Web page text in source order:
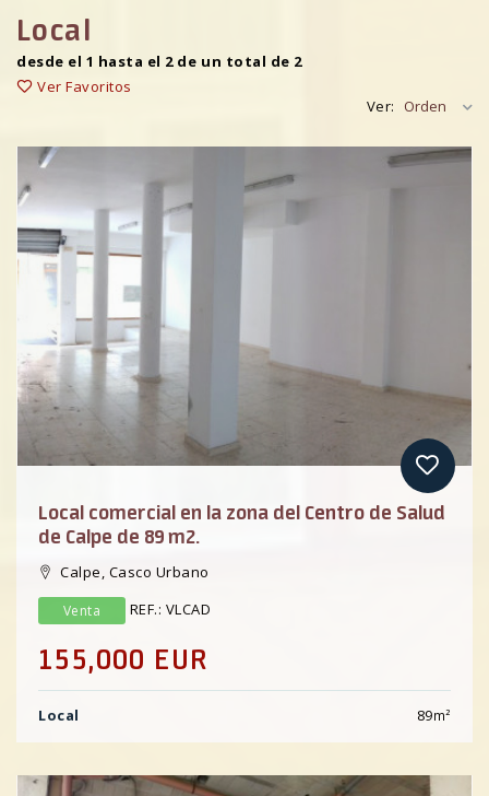
Local
desde el 1 hasta el 2 de un total de 2
Ver Favoritos
Ver: Orden
Local comercial en la zona del Centro de Salud
de Calpe de 89 m2.
Calpe, Casco Urbano
Venta REF.: VLCAD
155,000 EUR
Local 89m²